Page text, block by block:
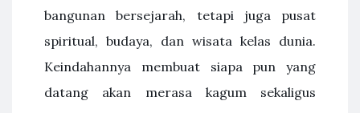
bangunan bersejarah, tetapi juga pusat
spiritual, budaya, dan wisata kelas dunia.
Keindahannya membuat siapa pun yang
datang akan merasa kagum sekaligus